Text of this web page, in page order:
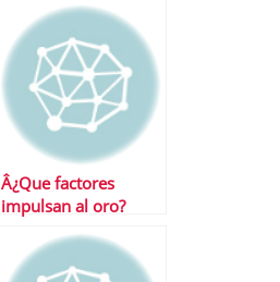
Â¿Que factores
impulsan al oro?